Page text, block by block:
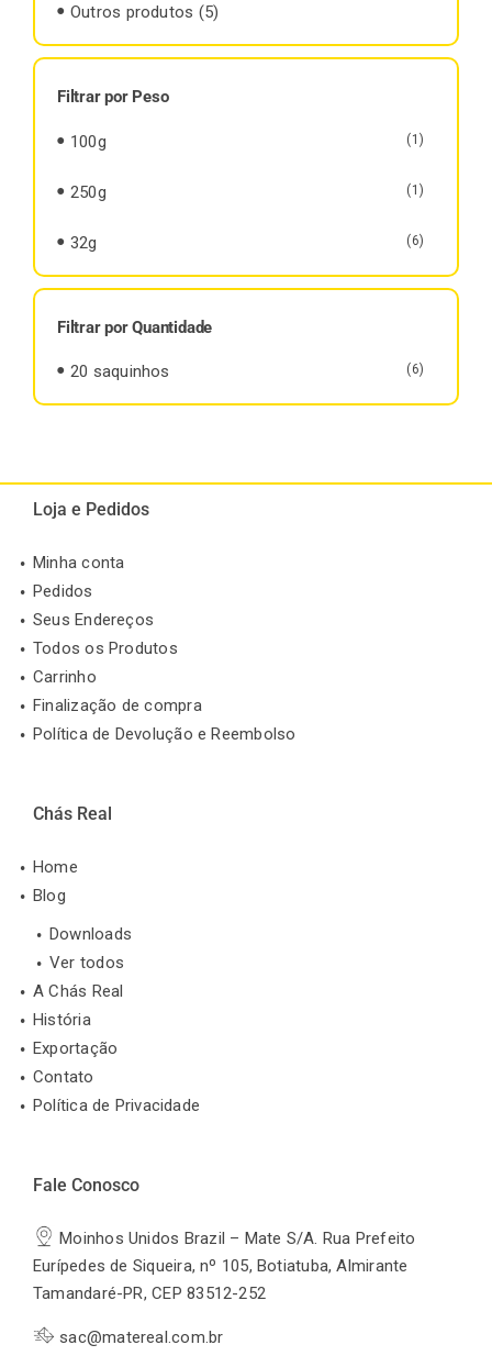
Outros produtos (5)
Filtrar por Peso
100g (1)
250g (1)
32g (6)
Filtrar por Quantidade
20 saquinhos (6)
Loja e Pedidos
Minha conta
Pedidos
Seus Endereços
Todos os Produtos
Carrinho
Finalização de compra
Política de Devolução e Reembolso
Chás Real
Home
Blog
Downloads
Ver todos
A Chás Real
História
Exportação
Contato
Política de Privacidade
Fale Conosco
Moinhos Unidos Brazil – Mate S/A. Rua Prefeito
Eurípedes de Siqueira, nº 105, Botiatuba, Almirante
Tamandaré-PR, CEP 83512-252
sac@matereal.com.br